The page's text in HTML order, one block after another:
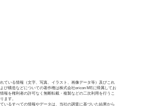
ている情報（文字、写真、イラスト、画像データ等）及びこれ
び構造などについての著作権は株式会社oricon MEに帰属してお
報を権利者の許可なく無断転載・複製などの二次利用を行うこ
ます。
いるすべての情報やデータは、当社の調査に基づいた結果から